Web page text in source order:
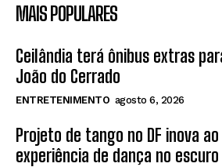
MAIS POPULARES
Ceilândia terá ônibus extras
João do Cerrado
ENTRETENIMENTO agosto 6, 2026
Projeto de tango no DF inova
experiência de dança no escuro